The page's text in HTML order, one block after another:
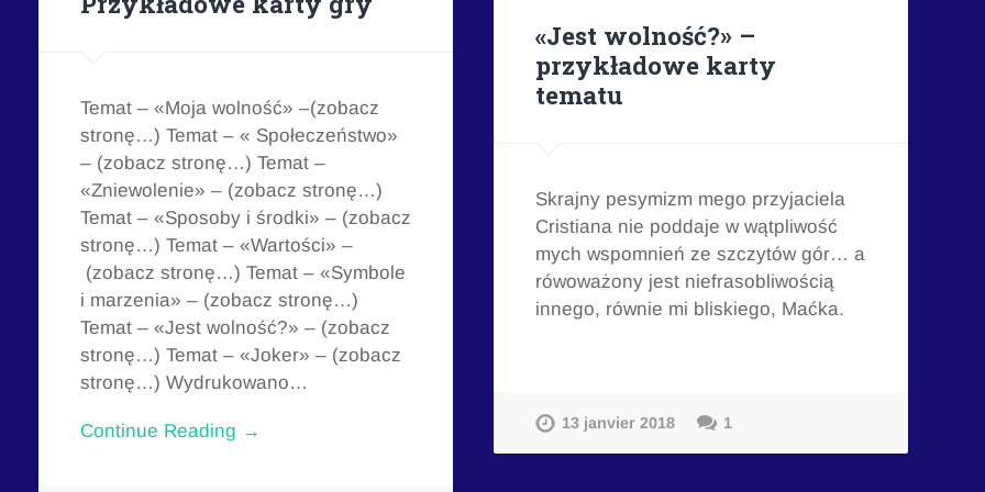
Temat – «Moja wolność» –(zobacz
stronę…) Temat – « Społeczeństwo»
– (zobacz stronę…) Temat –
«Zniewolenie» – (zobacz stronę…)
Temat – «Sposoby i środki» – (zobacz
stronę…) Temat – «Wartości» –
(zobacz stronę…) Temat – «Symbole
i marzenia» – (zobacz stronę…)
Temat – «Jest wolność?» – (zobacz
stronę…) Temat – «Joker» – (zobacz
stronę…) Wydrukowano…
Continue Reading →
«Jest wolność?» –
przykładowe karty
tematu
Skrajny pesymizm mego przyjaciela
Cristiana nie poddaje w wątpliwość
mych wspomnień ze szczytów gór… a
rówoważony jest niefrasobliwością
innego, równie mi bliskiego, Maćka.
13 janvier 2018 1